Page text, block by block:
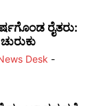
ರೈತರು:
Desk -